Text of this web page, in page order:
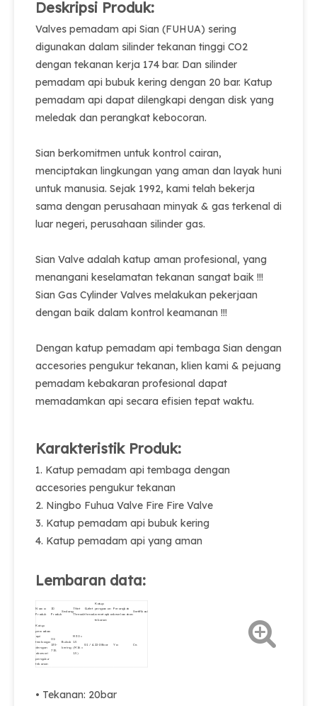
Deskripsi Produk:
Valves pemadam api Sian (FUHUA) sering
digunakan dalam silinder tekanan tinggi CO2
dengan tekanan kerja 174 bar. Dan silinder
pemadam api bubuk kering dengan 20 bar. Katup
pemadam api dapat dilengkapi dengan disk yang
meledak dan perangkat kebocoran.
Sian berkomitmen untuk kontrol cairan,
menciptakan lingkungan yang aman dan layak huni
untuk manusia. Sejak 1992, kami telah bekerja
sama dengan perusahaan minyak & gas terkenal di
luar negeri, perusahaan silinder gas.
Sian Valve adalah katup aman profesional, yang
menangani keselamatan tekanan sangat baik !!!
Sian Gas Cylinder Valves melakukan pekerjaan
dengan baik dalam kontrol keamanan !!!
Dengan katup pemadam api tembaga Sian dengan
accesories pengukur tekanan, klien kami & pejuang
pemadam kebakaran profesional dapat
memadamkan api secara efisien tepat waktu.
Karakteristik Produk:
1. Katup pemadam api tembaga dengan
accesories pengukur tekanan
2. Ningbo Fuhua Valve Fire Fire Valve
3. Katup pemadam api bubuk kering
4. Katup pemadam api yang aman
Lembaran data:
Nama
Produk
ID
Produk
Sedang
Thlet
Thread.
Outlet
thread.
Katup
pengaman
menetapkan
tekanan
Perangkat
keselamatan.
Sertifikasi
Katup
pemadam
api
tembaga
dengan
aksesori
pengukur
tekanan
01-
135-
715.
Bubuk
kering
M30 ×
1.5
(M16 ×
1.5)
G1 / 4.22-28bar Ya Ce.
• Tekanan: 20bar